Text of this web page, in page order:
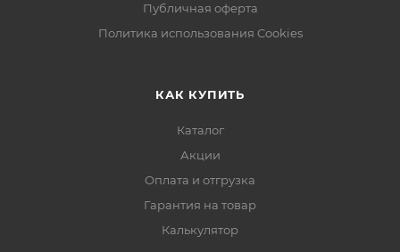
Публичная оферта
Политика использования Cookies
КАК КУПИТЬ
Каталог
Акции
Оплата и отгрузка
Гарантия на товар
Калькулятор